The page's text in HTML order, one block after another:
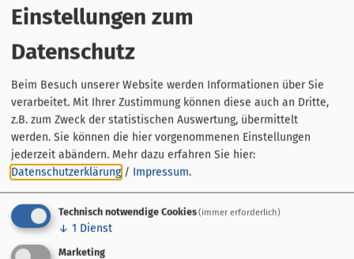
Weiterhin bieten wir ein „Lasten e-Bike“ zum Verleih an,
welches für Familien mit kleinen Kindern wunderbar
geeignet ist.
Einstellungen zum
Datenschutz
Beim Besuch unserer Website werden Informationen über Sie
verarbeitet. Mit Ihrer Zustimmung können diese auch an Dritte,
z.B. zum Zweck der statistischen Auswertung, übermittelt
werden. Sie können die hier vorgenommenen Einstellungen
jederzeit abändern. Mehr dazu erfahren Sie hier:
Datenschutzerklärung / Impressum.
Technisch notwendige Cookies(immer erforderlich)
↓ 1 Dienst
Marketing